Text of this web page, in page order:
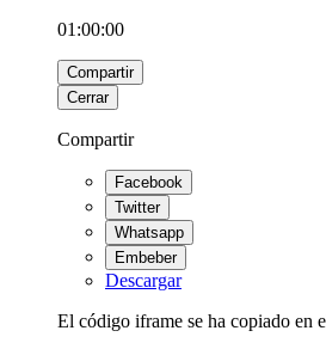
01:00:00
Compartir
Cerrar
Compartir
Facebook
Twitter
Whatsapp
Embeber
Descargar
El código iframe se ha copiado en